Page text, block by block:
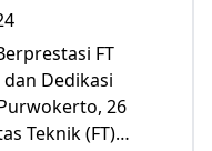
FT
dan Dedikasi
26
Teknik (FT)…